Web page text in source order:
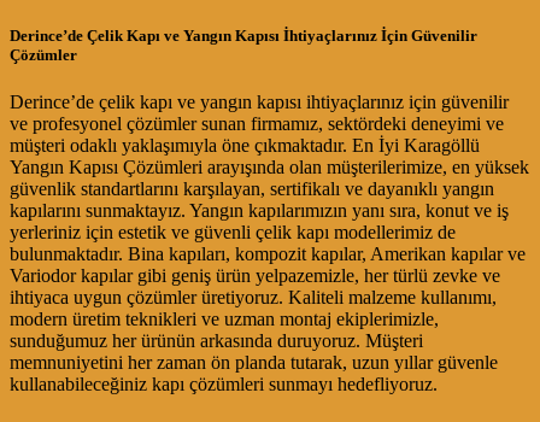
Derince’de Çelik Kapı ve Yangın Kapısı İhtiyaçlarınız İçin Güvenilir
Çözümler
Derince’de çelik kapı ve yangın kapısı ihtiyaçlarınız için güvenilir
ve profesyonel çözümler sunan firmamız, sektördeki deneyimi ve
müşteri odaklı yaklaşımıyla öne çıkmaktadır. En İyi Karagöllü
Yangın Kapısı Çözümleri arayışında olan müşterilerimize, en yüksek
güvenlik standartlarını karşılayan, sertifikalı ve dayanıklı yangın
kapılarını sunmaktayız. Yangın kapılarımızın yanı sıra, konut ve iş
yerleriniz için estetik ve güvenli çelik kapı modellerimiz de
bulunmaktadır. Bina kapıları, kompozit kapılar, Amerikan kapılar ve
Variodor kapılar gibi geniş ürün yelpazemizle, her türlü zevke ve
ihtiyaca uygun çözümler üretiyoruz. Kaliteli malzeme kullanımı,
modern üretim teknikleri ve uzman montaj ekiplerimizle,
sunduğumuz her ürünün arkasında duruyoruz. Müşteri
memnuniyetini her zaman ön planda tutarak, uzun yıllar güvenle
kullanabileceğiniz kapı çözümleri sunmayı hedefliyoruz.